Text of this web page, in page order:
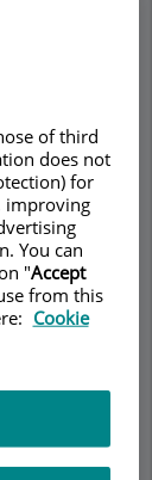
ocular,
a
cervell.
of third
does not
for
improving
You can
"Accept
from this
Cookie